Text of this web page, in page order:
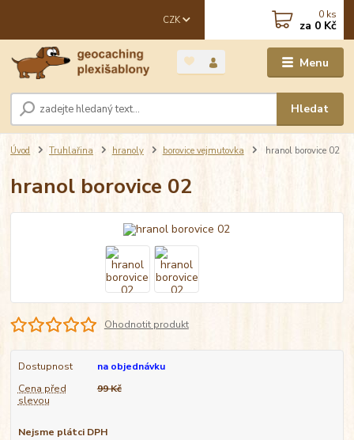
Menu
CZK
Hledat
0 ks
za 0 Kč
Úvod Truhlařina hranoly borovice vejmutovka hranol borovice 02
hranol borovice 02
Ohodnotit produkt
Dostupnost
na objednávku
Cena před
slevou
99 Kč
Nejsme plátci DPH